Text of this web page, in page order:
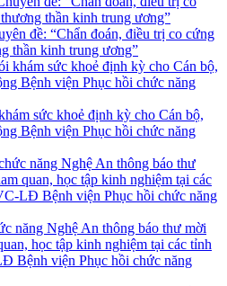
đề: “Chẩn đoán, điều trị co cứng
thần kinh trung ương”
sức khoẻ định kỳ cho Cán bộ,
Bệnh viện Phục hồi chức năng
năng Nghệ An thông báo thư mời
học tập kinh nghiệm tại các tỉnh
Bệnh viện Phục hồi chức năng